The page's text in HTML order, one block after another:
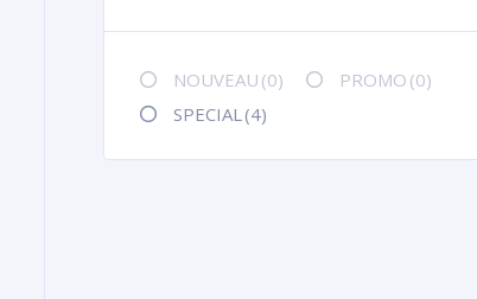
NOUVEAU (0) PROMO (0)
SPECIAL (4)